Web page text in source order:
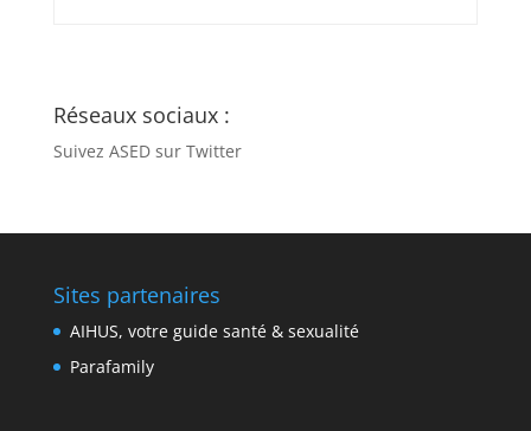
Réseaux sociaux :
Suivez ASED sur Twitter
Sites partenaires
AIHUS, votre guide santé & sexualité
Parafamily